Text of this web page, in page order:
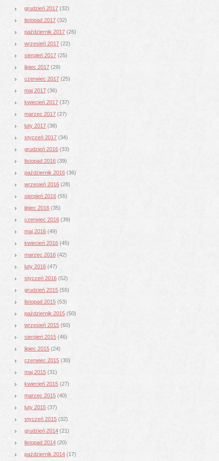
grudzień 2017 (32)
listopad 2017 (32)
październik 2017 (26)
wrzesień 2017 (22)
sierpień 2017 (25)
lipiec 2017 (29)
czerwiec 2017 (25)
maj 2017 (36)
kwiecień 2017 (37)
marzec 2017 (27)
luty 2017 (38)
styczeń 2017 (34)
grudzień 2016 (33)
listopad 2016 (39)
październik 2016 (36)
wrzesień 2016 (28)
sierpień 2016 (55)
lipiec 2016 (35)
czerwiec 2016 (39)
maj 2016 (49)
kwiecień 2016 (45)
marzec 2016 (42)
luty 2016 (47)
styczeń 2016 (52)
grudzień 2015 (55)
listopad 2015 (53)
październik 2015 (50)
wrzesień 2015 (60)
sierpień 2015 (46)
lipiec 2015 (24)
czerwiec 2015 (30)
maj 2015 (31)
kwiecień 2015 (27)
marzec 2015 (40)
luty 2015 (37)
styczeń 2015 (32)
grudzień 2014 (21)
listopad 2014 (20)
październik 2014 (17)